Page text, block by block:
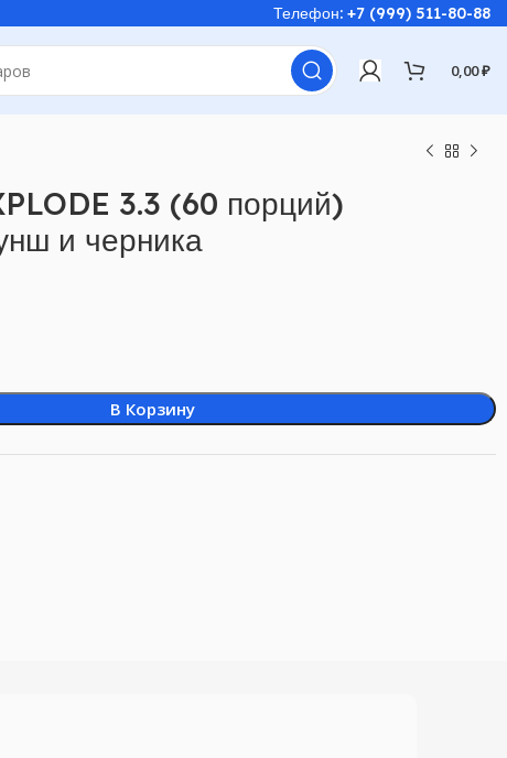
Телефон: +7 (999) 511-80-88
0,00₽
3.3 (60 порций)
и черника
В Корзину